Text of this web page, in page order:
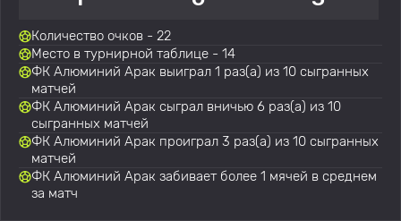
Количество очков - 22
Место в турнирной таблице - 14
ФК Алюминий Арак выиграл 1 раз(а) из 10 сыгранных
матчей
ФК Алюминий Арак сыграл вничью 6 раз(а) из 10
сыгранных матчей
ФК Алюминий Арак проиграл 3 раз(а) из 10 сыгранных
матчей
ФК Алюминий Арак забивает более 1 мячей в среднем
за матч